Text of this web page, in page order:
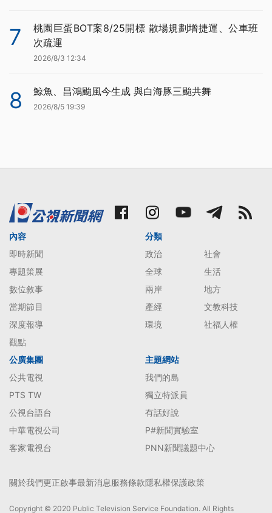
7
桃園巨蛋BOT案8/25開標 散場規劃增捷運、公車班
次疏運
2026/8/3 12:34
8 鯨魚、昌鴻颱風今生成 與白海豚三颱共舞
2026/8/5 19:39
內容
即時新聞
專題策展
數位敘事
當期節目
深度報導
觀點
分類
政治
社會
全球
生活
兩岸
地方
產經
文教科技
環境
社福人權
公廣集團
公共電視
PTS TW
公視台語台
中華電視公司
客家電視台
主題網站
我們的島
獨立特派員
有話好說
P#新聞實驗室
PNN新聞議題中心
關於我們更正啟事最新消息服務條款隱私權保護政策
Copyright © 2020 Public Television Service Foundation. All Rights